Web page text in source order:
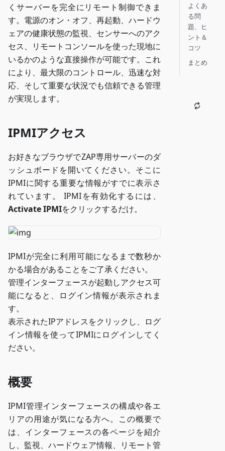
くサーバーを完全にリモート制御できま
す。電源のオン・オフ、再起動、ハードウ
ェアの健康状態の監視、センサーへのアク
セス、リモートコンソールを使った現地に
いるかのような直接操作が可能です。これ
により、最大限のコントロール、迅速な対
応、そして重要な状況でも信頼できる管理
が実現します。
IPMIアクセス
お好きなブラウザでZAP専用サーバーのダ
ッシュボードを開いてください。そこに
IPMIに関する重要な情報がすでに表示さ
れています。 IPMIを有効化するには、
Activate IPMIをクリックするだけ。
IPMIが完全に利用可能になるまで数秒か
かる場合があることをご了承ください。
管理インターフェースが起動しアクセス可
能になると、ログイン情報が表示されま
す。
表示されたIPアドレスをクリックし、ログ
イン情報を使ってIPMIにログインしてく
ださい。
概要
IPMI管理インターフェースの構成や各エ
リアの用途が気になる方へ。この概要で
は、インターフェースの各ページを紹介
し、監視、ハードウェア情報、リモート管
よくあ
る問
題、ヒ
ント＆
コツ
まとめ